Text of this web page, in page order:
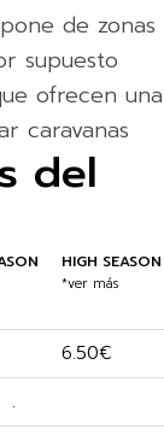
de zonas
supuesto
ofrecen una
caravanas
del
HIGH SEASON
*ver más
6.50€
.